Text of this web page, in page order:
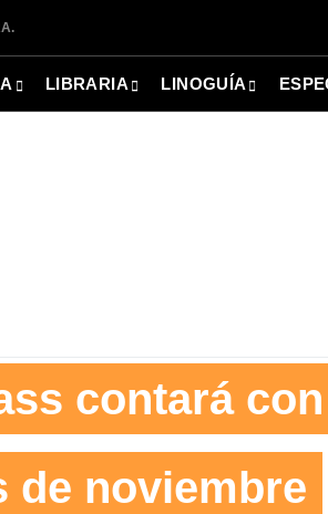
LIBRARIA LINOGUÍA
contará
de noviembre